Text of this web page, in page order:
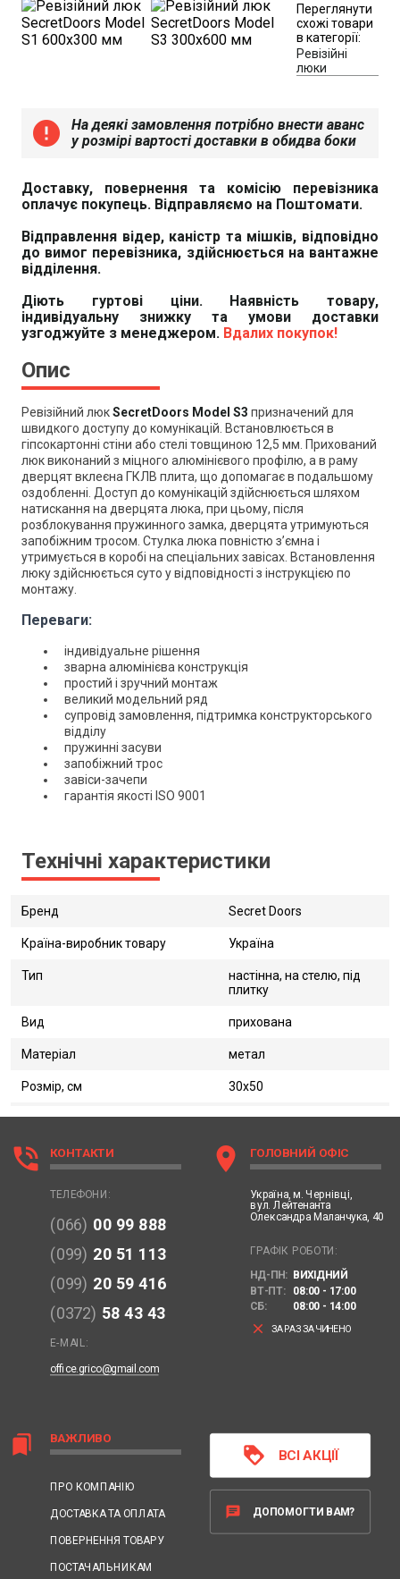
Переглянути
схожі товари
в категорії:
Ревізійні
люки
error
На деякі замовлення потрібно внести аванс
у розмірі вартості доставки в обидва боки
Доставку, повернення та комісію перевізника
оплачує покупець. Відправляємо на Поштомати.
Відправлення відер, каністр та мішків, відповідно
до вимог перевізника, здійснюється на вантажне
відділення.
Діють гуртові ціни. Наявність товару,
індивідуальну знижку та умови доставки
узгоджуйте з менеджером. Вдалих покупок!
Опис
Ревізійний люкSecretDoors Model S3 призначений для
швидкого доступу до комунікацій. Встановлюється в
гіпсокартонні стіни або стелі товщиною 12,5 мм. Прихований
люк виконаний з міцного алюмінієвого профілю, а в раму
дверцят вклеєна ГКЛВ плита, що допомагає в подальшому
оздобленні. Доступ до комунікацій здійснюється шляхом
натискання на дверцята люка, при цьому, після
розблокування пружинного замка, дверцята утримуються
запобіжним тросом. Стулка люка повністю з’ємна і
утримується в коробі на спеціальних завісах. Встановлення
люку здійснюється суто у відповідності з інструкцією по
монтажу.
Переваги:
індивідуальне рішення
зварна алюмінієва конструкція
простий і зручний монтаж
великий модельний ряд
супровід замовлення, підтримка конструкторського
відділу
пружинні засуви
запобіжний трос
завіси-зачепи
гарантія якості ISO 9001
Технічні характеристики
Бренд Secret Doors
Країна-виробник товару Україна
Тип
настінна, на стелю, під
плитку
Вид прихована
Матеріал метал
Розмір, см 30х50
bookmarks ВАЖЛИВО
ПРО КОМПАНІЮ
ДОСТАВКА ТА ОПЛАТА
ПОВЕРНЕННЯ ТОВАРУ
ПОСТАЧАЛЬНИКАМ
phone_in_talk КОНТАКТИ
ТЕЛЕФОНИ:
(066) 00 99 888
(099) 20 51 113
(099) 20 59 416
(0372) 58 43 43
E-MAIL:
office.grico@gmail.com
location_on ГОЛОВНИЙ ОФІС
Україна, м. Чернівці,
вул. Лейтенанта
Олександра Маланчука, 40
ГРАФІК РОБОТИ:
НД-ПН: ВИХІДНИЙ
ВТ-ПТ:
08:00 - 17:00
СБ:
08:00 - 14:00
clear ЗАРАЗ ЗАЧИНЕНО
loyalty ВСІ АКЦІЇ
chat ДОПОМОГТИ ВАМ?